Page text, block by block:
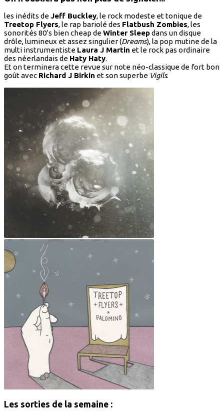
les inédits deJeff Buckley, le rock modeste et tonique de
Treetop Flyers, le rap bariolé des Flatbush Zombies, les
sonorités 80’s bien cheap deWinter Sleepdans un disque
drôle, lumineux et assez singulier (Dreams), la pop mutine de la
multi instrumentiste Laura J Martin et le rock pas ordinaire
des néerlandais de Haty Haty.
Et on terminera cette revue sur note néo-classique de fort bon
goût avec Richard J Birkin et son superbe Vigils.
Les sorties de la semaine :